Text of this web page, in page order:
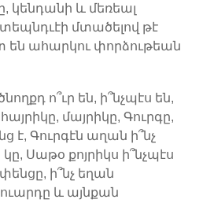
կենդանի և մեռեալ
մտածելով թէ
են ահարկու փորձութեան
ո՞ւր են, ի՞նչպէս են,
մայրիկը, Գուրգը,
է, Գուրգէն աղան ի՞նչ
կը, Սաթօ քոյրիկս ի՞նչպէս
ի՞նչ եղան
և այնքան